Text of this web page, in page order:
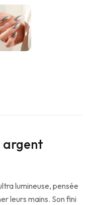
argent
lumineuse, pensée
leurs mains. Son fini